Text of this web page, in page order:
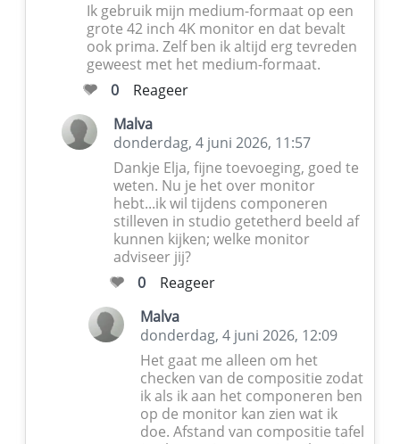
Ik gebruik mijn medium-formaat op een
grote 42 inch 4K monitor en dat bevalt
ook prima. Zelf ben ik altijd erg tevreden
geweest met het medium-formaat.
0
Reageer
Malva
donderdag, 4 juni 2026, 11:57
Dankje Elja, fijne toevoeging, goed te
weten. Nu je het over monitor
hebt...ik wil tijdens componeren
stilleven in studio getetherd beeld af
kunnen kijken; welke monitor
adviseer jij?
0
Reageer
Malva
donderdag, 4 juni 2026, 12:09
Het gaat me alleen om het
checken van de compositie zodat
ik als ik aan het componeren ben
op de monitor kan zien wat ik
doe. Afstand van compositie tafel